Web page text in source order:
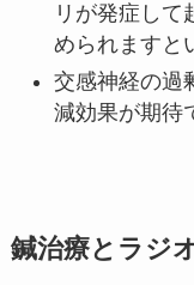
リが発症して
められますと
交感神経の過
減効果が期待
鍼治療とラジ